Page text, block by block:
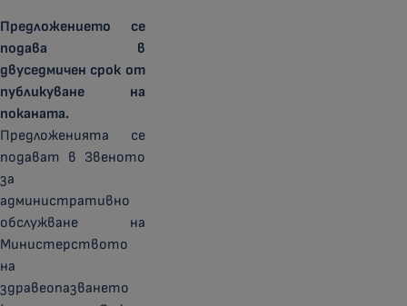
Предложението се
подава в
двуседмичен срок от
публикуване на
поканата.
Предложенията се
подават в Звеното
за
административно
обслужване на
Министерството
на
здравеопазването